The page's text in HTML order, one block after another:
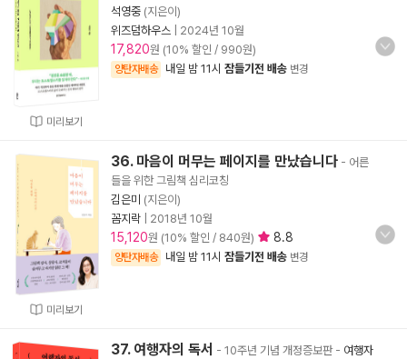
미리보기
석영중 (지은이)
위즈덤하우스
2024년 10월
17,820원 (10% 할인 / 990원)
양탄자배송 내일 밤 11시 잠들기전 배송 변경
미리보기
36. 마음이 머무는 페이지를 만났습니다 - 어른
들을 위한 그림책 심리코칭
김은미 (지은이)
꼼지락
2018년 10월
15,120원 (10% 할인 / 840원) 8.8
양탄자배송 내일 밤 11시 잠들기전 배송 변경
37. 여행자의 독서 - 10주년 기념 개정증보판- 여행자